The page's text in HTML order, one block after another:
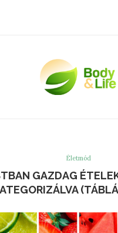
Életmód
GAZDAG